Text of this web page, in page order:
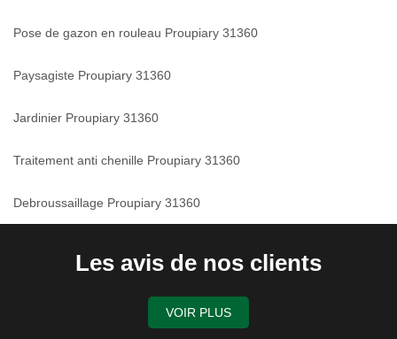
Pose de gazon en rouleau Proupiary 31360
Paysagiste Proupiary 31360
Jardinier Proupiary 31360
Traitement anti chenille Proupiary 31360
Debroussaillage Proupiary 31360
Les avis de nos clients
VOIR PLUS